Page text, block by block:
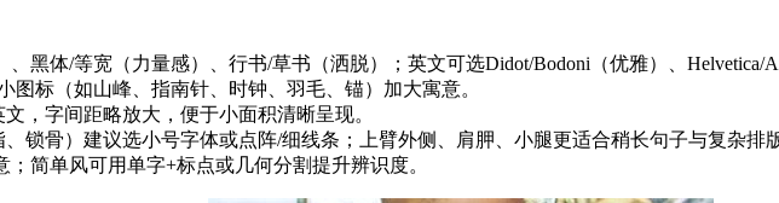
黑体/等宽（力量感）、行书/草书（洒脱）；英文可选Didot/Bodoni（优雅）、Helvetica/
图标（如山峰、指南针、时钟、羽毛、锚）加大寓意。
，字间距略放大，便于小面积清晰呈现。
锁骨）建议选小号字体或点阵/细线条；上臂外侧、肩胛、小腿更适合稍长句子与复杂排版
简单风可用单字+标点或几何分割提升辨识度。